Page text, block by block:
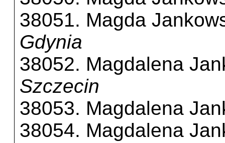
38051. Magda
Gdynia
38052. Magdalena
Szczecin
38053. Magdalena
38054. Magdalena